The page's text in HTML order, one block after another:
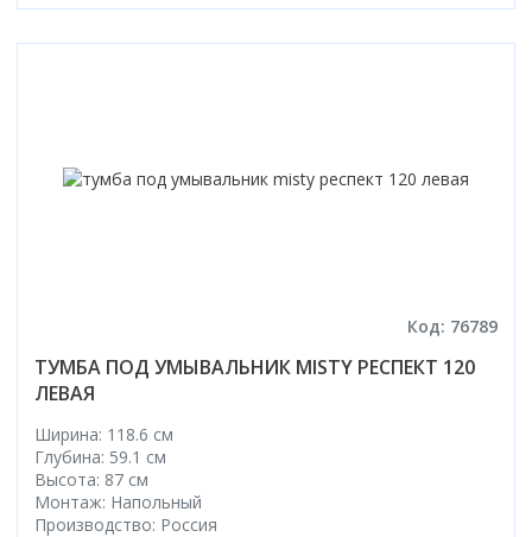
Код: 76789
ТУМБА ПОД УМЫВАЛЬНИК MISTY РЕСПЕКТ 120
ЛЕВАЯ
Ширина: 118.6 см
Глубина: 59.1 см
Высота: 87 см
Монтаж: Напольный
Производство: Россия